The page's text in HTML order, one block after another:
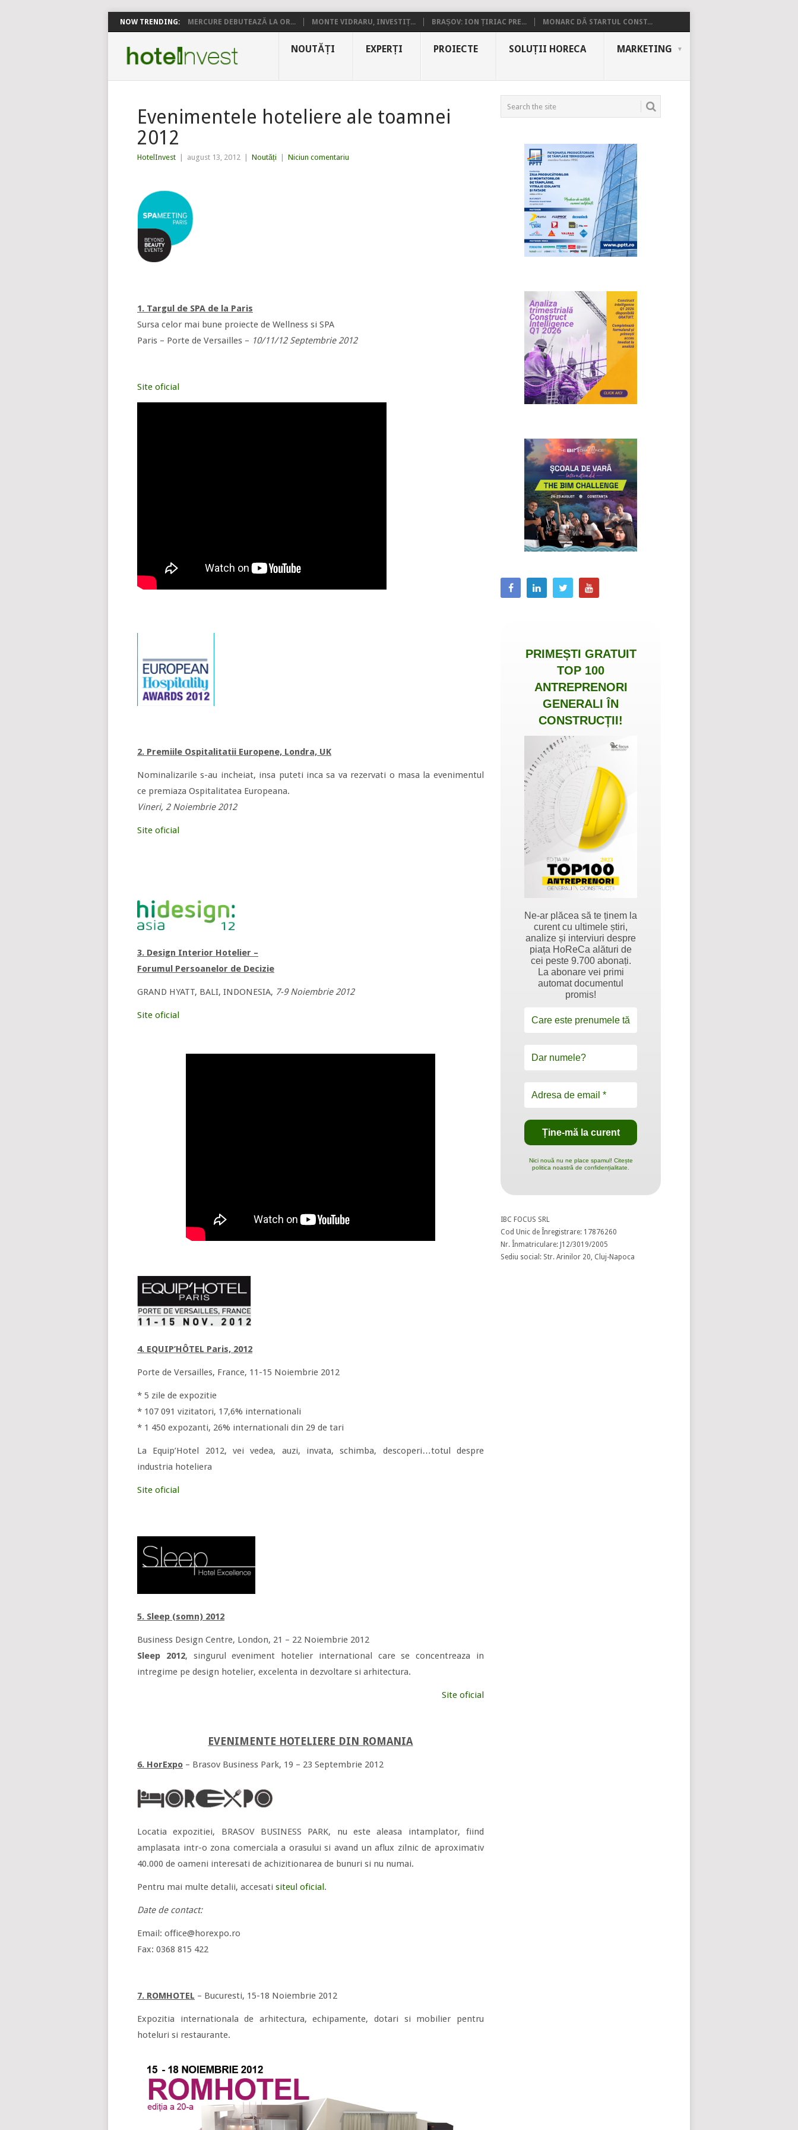
NOW TRENDING: MERCURE DEBUTEAZĂ LA OR... MONTE VIDRARU, INVESTIȚ... BRAȘOV: ION ȚIRIAC PRE... MONARC DĂ STARTUL CONST...
NOUTĂȚI EXPERȚI PROIECTE SOLUȚII HORECA MARKETING
Evenimentele hoteliere ale toamnei
2012
HotelInvest august 13, 2012 Noutăți Niciun comentariu
1. Targul de SPA de la Paris
Sursa celor mai bune proiecte de Wellness si SPA
Paris – Porte de Versailles – 10/11/12 Septembrie 2012
Site oficial
2. Premiile Ospitalitatii Europene, Londra, UK
Nominalizarile s-au incheiat, insa puteti inca sa va rezervati o masa la evenimentul
ce premiaza Ospitalitatea Europeana.
Vineri, 2 Noiembrie 2012
Site oficial
3. Design Interior Hotelier –
Forumul Persoanelor de Decizie
GRAND HYATT, BALI, INDONESIA, 7-9 Noiembrie 2012
Site oficial
4. EQUIP’HÔTEL Paris, 2012
Porte de Versailles, France, 11-15 Noiembrie 2012
* 5 zile de expozitie
* 107 091 vizitatori, 17,6% internationali
* 1 450 expozanti, 26% internationali din 29 de tari
La Equip’Hotel 2012, vei vedea, auzi, invata, schimba, descoperi…totul despre
industria hoteliera
Site oficial
5. Sleep (somn) 2012
Business Design Centre, London, 21 – 22 Noiembrie 2012
Sleep 2012, singurul eveniment hotelier international care se concentreaza in
intregime pe design hotelier, excelenta in dezvoltare si arhitectura.
Site oficial
EVENIMENTE HOTELIERE DIN ROMANIA
6. HorExpo – Brasov Business Park, 19 – 23 Septembrie 2012
Locatia expozitiei, BRASOV BUSINESS PARK, nu este aleasa intamplator, fiind
amplasata intr-o zona comerciala a orasului si avand un aflux zilnic de aproximativ
40.000 de oameni interesati de achizitionarea de bunuri si nu numai.
Pentru mai multe detalii, accesati siteul oficial.
Date de contact:
Email: office@horexpo.ro
Fax: 0368 815 422
7. ROMHOTEL – Bucuresti, 15-18 Noiembrie 2012
Expozitia internationala de arhitectura, echipamente, dotari si mobilier pentru
hoteluri si restaurante.
PRIMEȘTI GRATUIT
TOP 100
ANTREPRENORI
GENERALI ÎN
CONSTRUCȚII!
Ne-ar plăcea să te ținem la
curent cu ultimele știri,
analize și interviuri despre
piața HoReCa alături de
cei peste 9.700 abonați.
La abonare vei primi
automat documentul
promis!
Nici nouă nu ne place spamul! Citește
politica noastră de confidențialitate.
IBC FOCUS SRL
Cod Unic de Înregistrare: 17876260
Nr. Înmatriculare: J12/3019/2005
Sediu social: Str. Arinilor 20, Cluj-Napoca